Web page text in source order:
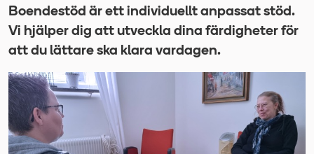
Boendestöd är ett individuellt anpassat stöd.
Vi hjälper dig att utveckla dina färdigheter för
att du lättare ska klara vardagen.